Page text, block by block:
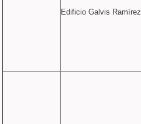
Edificio Galvis Ramírez